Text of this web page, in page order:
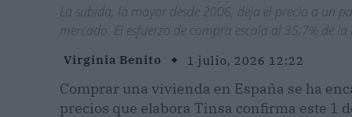
La subida, la mayor desde 2006, deja el precio a un
mercado. El esfuerzo de compra escala al 35,7% de
Virginia Benito 1 julio, 2026 12:22
Comprar una vivienda en España se ha
precios que elabora Tinsa confirma este 1